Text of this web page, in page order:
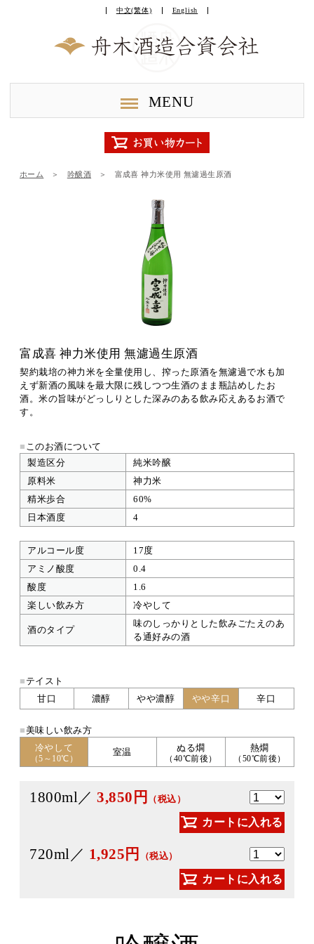
中文(繁体) English
MENU
ホーム ＞ 吟醸酒 ＞ 富成喜 神力米使用 無濾過生原酒
富成喜 神力米使用 無濾過生原酒
契約栽培の神力米を全量使用し、搾った原酒を無濾過で水も加
えず新酒の風味を最大限に残しつつ生酒のまま瓶詰めしたお
酒。米の旨味がどっしりとした深みのある飲み応えあるお酒で
す。
■ このお酒について
製造区分
純米吟醸
原料米
神力米
精米歩合
60%
日本酒度
4
アルコール度
17度
アミノ酸度
0.4
酸度
1.6
楽しい飲み方
冷やして
酒のタイプ
味のしっかりとした飲みごたえのあ
る通好みの酒
■ テイスト
甘口
濃醇 やや濃醇 やや辛口 辛口
■美味しい飲み方
冷やして
（5～10℃）
室温 ぬる燗
（40℃前後）
熱燗
（50℃前後）
1800ml／3,850円 （税込）
カートに入れる
720ml／ 1,925円 （税込）
カートに入れる